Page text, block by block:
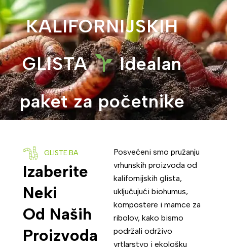
KALIFORNIJSKIH
GLISTA
Idealan
paket za početnike
GLISTE.BA
Izaberite
Neki
Od Naših
Proizvoda
Posvećeni smo pružanju
vrhunskih proizvoda od
kalifornijskih glista,
uključujući biohumus,
kompostere i mamce za
ribolov, kako bismo
podržali održivo
vrtlarstvo i ekološku